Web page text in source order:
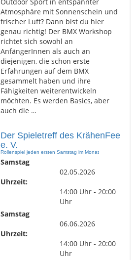
Atmosphäre mit Sonnenschein und
frischer Luft? Dann bist du hier
genau richtig! Der BMX Workshop
richtet sich sowohl an
AnfängerInnen als auch an
diejenigen, die schon erste
Erfahrungen auf dem BMX
gesammelt haben und ihre
Fähigkeiten weiterentwickeln
möchten. Es werden Basics, aber
auch die …
Der Spieletreff des KrähenFee
e. V.
Rollenspiel jeden ersten Samstag im Monat
Samstag
02.05.2026
Uhrzeit:
14:00 Uhr - 20:00
Uhr
Samstag
06.06.2026
Uhrzeit:
14:00 Uhr - 20:00
Uhr